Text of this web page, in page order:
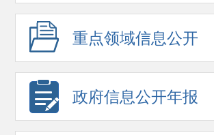
重点领域信息公开
政府信息公开年报